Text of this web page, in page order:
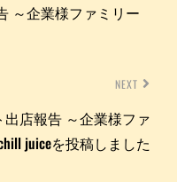
～企業様ファミリー
NEXT
店報告 ～企業様ファ
juiceを投稿しました